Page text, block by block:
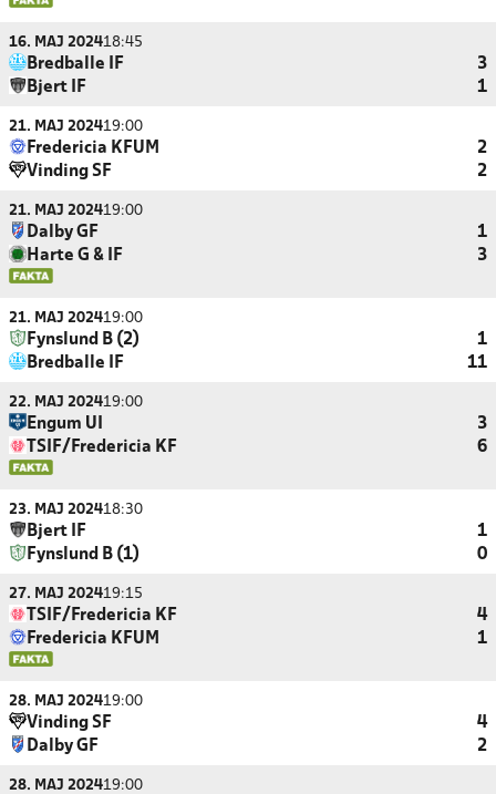
16. MAJ 202418:45
Bredballe IF
3
Bjert IF
1
21. MAJ 202419:00
Fredericia KFUM
2
Vinding SF
2
21. MAJ 202419:00
Dalby GF
1
Harte G & IF
3
21. MAJ 202419:00
Fynslund B (2)
1
Bredballe IF
11
22. MAJ 202419:00
Engum UI
3
TSIF/Fredericia KF
6
23. MAJ 202418:30
Bjert IF
1
Fynslund B (1)
0
27. MAJ 202419:15
TSIF/Fredericia KF
4
Fredericia KFUM
1
28. MAJ 202419:00
Vinding SF
4
Dalby GF
2
28. MAJ 202419:00